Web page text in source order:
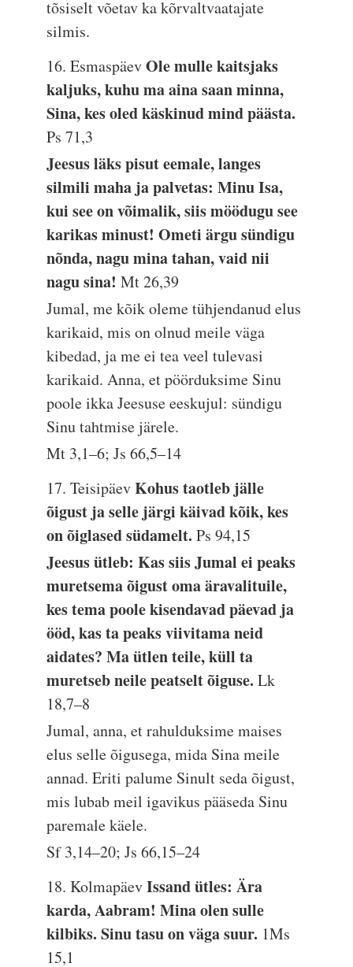
tõsiselt võetav ka kõrvaltvaatajate
silmis.
16. EsmaspäevOle mulle kaitsjaks
kaljuks, kuhu ma aina saan minna,
Sina, kes oled käskinud mind päästa.
Ps 71,3
Jeesus läks pisut eemale, langes
silmili maha ja palvetas: Minu Isa,
kui see on võimalik, siis möödugu see
karikas minust! Ometi ärgu sündigu
nõnda, nagu mina tahan, vaid nii
nagu sina!Mt 26,39
Jumal, me kõik oleme tühjendanud elus
karikaid, mis on olnud meile väga
kibedad, ja me ei tea veel tulevasi
karikaid. Anna, et pöörduksime Sinu
poole ikka Jeesuse eeskujul: sündigu
Sinu tahtmise järele.
Mt 3,1–6; Js 66,5–14
17. TeisipäevKohus taotleb jälle
õigust ja selle järgi käivad kõik, kes
on õiglased südamelt.Ps 94,15
Jeesus ütleb: Kas siis Jumal ei peaks
muretsema õigust oma äravalituile,
kes tema poole kisendavad päevad ja
ööd, kas ta peaks viivitama neid
aidates? Ma ütlen teile, küll ta
muretseb neile peatselt õiguse.Lk
18,7–8
Jumal, anna, et rahulduksime maises
elus selle õigusega, mida Sina meile
annad. Eriti palume Sinult seda õigust,
mis lubab meil igavikus pääseda Sinu
paremale käele.
Sf 3,14–20; Js 66,15–24
18. KolmapäevIssand ütles: Ära
karda, Aabram! Mina olen sulle
kilbiks. Sinu tasu on väga suur. 1Ms
15,1